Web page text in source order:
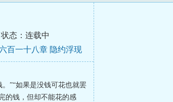
状态：连载中
百一十八章 隐约浮现
”“如果是没钱可花也就罢
的钱，但却不能花的感